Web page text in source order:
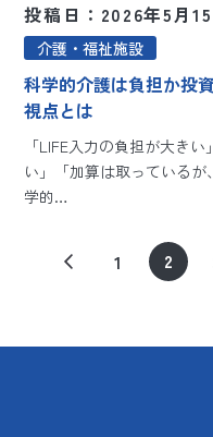
投稿日：2026年5月15
介護・福祉施設
科学的介護は負担か投
視点とは
「LIFE入力の負担が大き
い」「加算は取っている
学的…
1 2